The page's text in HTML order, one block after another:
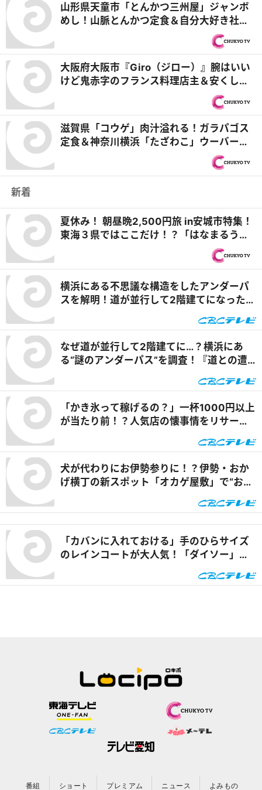
山形県天童市「とんかつ三州屋」ジャンボ
めし！山脈とんかつ定食＆自分大好き社長
大阪府大阪市『Giro（ジロー）』腕はいい
けど鬼赤字のフランス料理店主＆安くしす
ぎてウーバーイーツ店主に新展開！？『ヒ
ューマングルメンタリー オモウマい店』
滋賀県「コウゲ」肉汁溢れる！ガラパゴス
定食＆神奈川横浜「たざわこ」ウーバーイ
ーツ店主が焼鳥キッチンカー開始『オモウ
新着
夏休み！ 朝昼晩2,500円旅 in安城市特集！
東海３県ではここだけ！？「はなまるうど
ん×吉野家 安城横山店」牛丼とうどんの最
強コラボで可能性は無限大！＆「福来源」
目！ 『PS純金（ゴールド）』
横浜にある不思議な構造をしたアンダーパ
スを解明！道が並行して2階建てになったワ
なぜ道が並行して2階建てに…？横浜にあ
る“謎のアンダーパス”を調査！『道との遭
「かき氷って稼げるの？」一杯1000円以上
が当たり前！？人気店の懐事情をリサーチ
犬が代わりにお伊勢参りに！？伊勢・おか
げ横丁の新スポット「オカゲ屋敷」で“おか
「カバンに入れておける」手のひらサイズ
のレインコートが大人気！「ダイソー」で
番組 ショート プレミアム ニュース よみもの